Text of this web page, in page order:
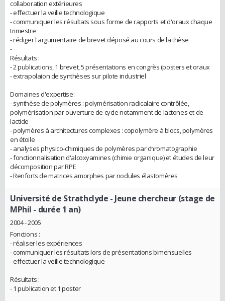
collaboration extérieures
- effectuer la veille technologique
- communiquer les résultats sous forme de rapports et d'oraux chaque
trimestre
- rédiger l'argumentaire de brevet déposé au cours de la thèse
-
Résultats :
- 2 publications, 1 brevet, 5 présentations en congrès (posters et oraux
- extrapolaion de synthèses sur pilote industriel
Domaines d'expertise:
- synthèse de polymères : polymérisation radicalaire contrôlée,
polymérisation par ouverture de cycle notamment de lactones et de
lactide
- polymères à architectures complexes : copolymère à blocs, polymères
en étoile
- analyses physico-chimiques de polymères par chromatographie
- fonctionnalisation d'alcoxyamines (chimie organique) et études de leur
décomposition par RPE
- Renforts de matrices amorphes par nodules élastomères
Université de Strathclyde - Jeune chercheur (stage de
MPhil - durée 1 an)
2004 - 2005
Fonctions :
- réaliser les expériences
- communiquer les résultats lors de présentations bimensuelles
- effectuer la veille technologique
Résultats :
- 1 publication et 1 poster